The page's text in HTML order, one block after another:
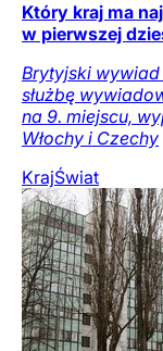
Który kraj ma
w pierwszej
Brytyjski wywiad
służbę
na 9. miejscu,
Włochy i Czechy
KrajŚwiat